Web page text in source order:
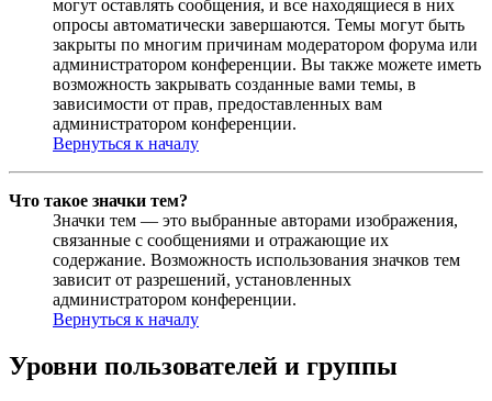
могут оставлять сообщения, и все находящиеся в них
опросы автоматически завершаются. Темы могут быть
закрыты по многим причинам модератором форума или
администратором конференции. Вы также можете иметь
возможность закрывать созданные вами темы, в
зависимости от прав, предоставленных вам
администратором конференции.
Вернуться к началу
Что такое значки тем?
Значки тем — это выбранные авторами изображения,
связанные с сообщениями и отражающие их
содержание. Возможность использования значков тем
зависит от разрешений, установленных
администратором конференции.
Вернуться к началу
Уровни пользователей и группы